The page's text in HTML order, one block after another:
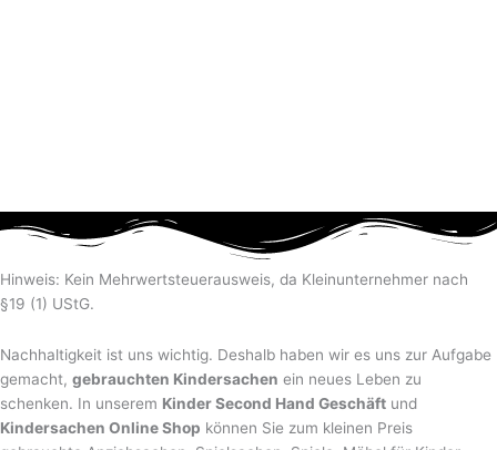
Hinweis: Kein Mehrwertsteuerausweis, da Kleinunternehmer nach
§19 (1) UStG.
Nachhaltigkeit ist uns wichtig. Deshalb haben wir es uns zur Aufgabe
gemacht, gebrauchten Kindersachen ein neues Leben zu
schenken. In unserem Kinder Second Hand Geschäft und
Kindersachen Online Shop können Sie zum kleinen Preis